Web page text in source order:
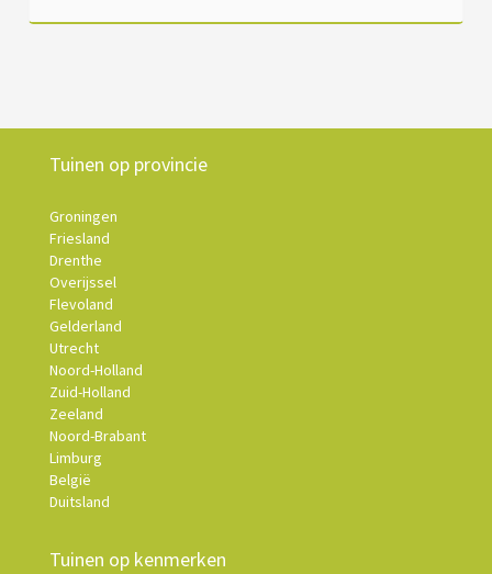
Tuinen op provincie
Groningen
Friesland
Drenthe
Overijssel
Flevoland
Gelderland
Utrecht
Noord-Holland
Zuid-Holland
Zeeland
Noord-Brabant
Limburg
België
Duitsland
Tuinen op kenmerken